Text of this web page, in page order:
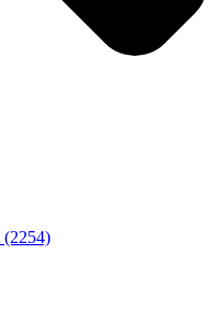
(2254)